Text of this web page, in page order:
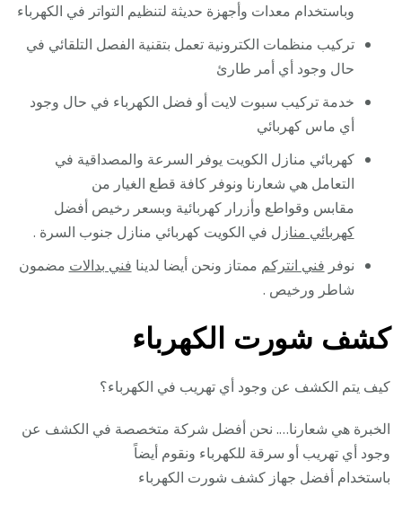
وباستخدام معدات وأجهزة حديثة لتنظيم التواتر في الكهرباء
تركيب منظمات الكترونية تعمل بتقنية الفصل التلقائي في
حال وجود أي أمر طارئ
خدمة تركيب سبوت لايت أو فضل الكهرباء في حال وجود
أي ماس كهربائي
كهربائي منازل الكويت يوفر السرعة والمصداقية في
التعامل هي شعارنا ونوفر كافة قطع الغيار من
مقابس وقواطع وأزرار كهربائية وبسعر رخيص أفضل
كهربائي منازل في الكويت كهربائي منازل جنوب السرة .
نوفر فني انتركم ممتاز ونحن أيضا لدينا فني بدالات مضمون
شاطر ورخيص .
كشف شورت الكهرباء
كيف يتم الكشف عن وجود أي تهريب في الكهرباء؟
الخبرة هي شعارنا…. نحن أفضل شركة متخصصة في الكشف عن
وجود أي تهريب أو سرقة للكهرباء ونقوم أيضاً
باستخدام أفضل جهاز كشف شورت الكهرباء